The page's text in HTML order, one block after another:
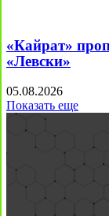
«Кайрат»
«Левски»
05.08.2026
Показать еще